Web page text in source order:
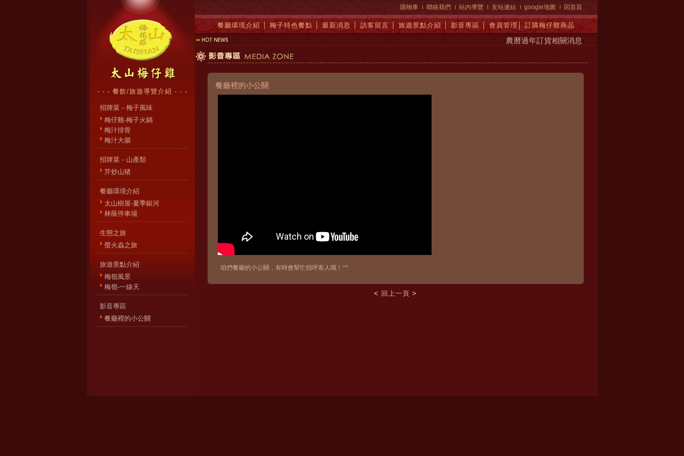
- - - 餐飲/旅遊導覽介紹 - - -
招牌菜－梅子風味
梅仔雞-梅子火鍋
梅汁排骨
梅汁大腸
招牌菜－山產類
芹炒山猪
餐廳環境介紹
太山樹屋-夏季銀河
林蔭停車場
生態之旅
螢火蟲之旅
旅遊景點介紹
梅嶺風景
梅嶺-一線天
影音專區
餐廳裡的小公關
購物車 聯絡我們 站內導覽 友站連結 google地圖 回首頁
餐廳環境介紹 梅子特色餐點 最新消息 訪客留言 旅遊景點介紹 影音專區 會員管理 訂購梅仔雞商品
農曆過年訂貨相關消息‧2021/08/04【公告】開放內用
餐廳裡的小公關
咱們餐廳的小公關，有時會幫忙招呼客人哦！^^
< 回上一頁 >